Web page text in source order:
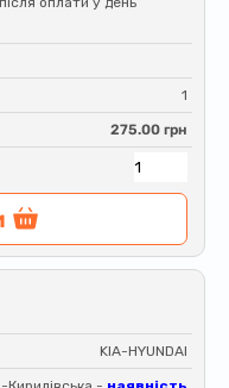
1
275.00 грн
KIA-HYUNDAI